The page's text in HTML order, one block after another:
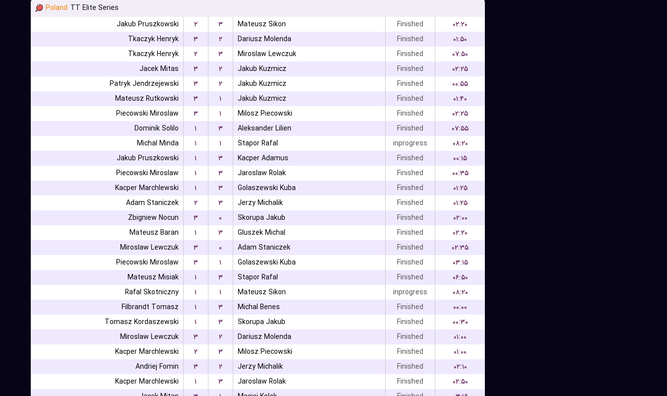
Poland TT Elite Series
Jakub Pruszkowski
۲ ۳ Mateusz Sikon Finished
۰۲:۲۰
Tkaczyk Henryk
۳ ۲ Dariusz Molenda Finished
۰۱:۵۰
Tkaczyk Henryk
۲ ۳ Miroslaw Lewczuk Finished
۰۷:۵۰
Jacek Mitas
۳ ۲ Jakub Kuzmicz Finished
۰۲:۲۵
Patryk Jendrzejewski
۳ ۲ Jakub Kuzmicz Finished
۰۰:۵۵
Mateusz Rutkowski
۳ ۱ Jakub Kuzmicz Finished
۰۱:۴۰
Piecowski Miroslaw
۳ ۱ Milosz Piecowski Finished
۰۲:۲۵
Dominik Solilo
۱ ۳ Aleksander Lilien Finished
۰۷:۵۵
Michal Minda
۱ ۱ Stapor Rafal inprogress
۰۸:۲۰
Jakub Pruszkowski
۱ ۳ Kacper Adamus Finished
۰۰:۱۵
Piecowski Miroslaw
۱ ۳ Jaroslaw Rolak Finished
۰۰:۳۵
Kacper Marchlewski
۱ ۳ Golaszewski Kuba Finished
۰۱:۲۵
Adam Staniczek
۲ ۳ Jerzy Michalik Finished
۰۱:۲۵
Zbigniew Nocun
۳ ۰ Skorupa Jakub Finished
۰۲:۰۰
Mateusz Baran
۱ ۳ Gluszek Michal Finished
۰۲:۲۰
Miroslaw Lewczuk
۳ ۰ Adam Staniczek Finished
۰۲:۳۵
Piecowski Miroslaw
۳ ۱ Golaszewski Kuba Finished
۰۳:۱۵
Mateusz Misiak
۱ ۳ Stapor Rafal Finished
۰۶:۵۰
Rafal Skotniczny
۱ ۱ Mateusz Sikon inprogress
۰۸:۲۰
Filbrandt Tomasz
۱ ۳ Michal Benes Finished
۰۰:۰۰
Tomasz Kordaszewski
۱ ۳ Skorupa Jakub Finished
۰۰:۳۰
Miroslaw Lewczuk
۳ ۲ Dariusz Molenda Finished
۰۱:۰۰
Kacper Marchlewski
۲ ۳ Milosz Piecowski Finished
۰۱:۰۰
Andriej Fomin
۳ ۲ Jerzy Michalik Finished
۰۲:۱۰
Kacper Marchlewski
۱ ۳ Jaroslaw Rolak Finished
۰۲:۵۰